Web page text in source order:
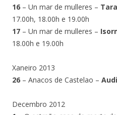
16 – Un mar de mulleres –
17.00h, 18.00h e 19.00h
17 – Un mar de mulleres –
18.00h e 19.00h
Xaneiro 2013
26 – Anacos de Castelao –
Decembro 2012